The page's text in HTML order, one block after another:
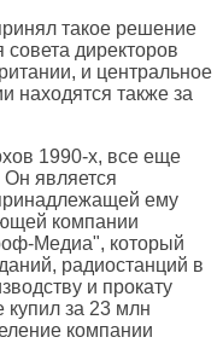
такое решение
директоров
и центральное
находятся также за
1990-х, все еще
является
ему
компании
Медиа", который
радиостанций в
и прокату
за 23 млн
компании